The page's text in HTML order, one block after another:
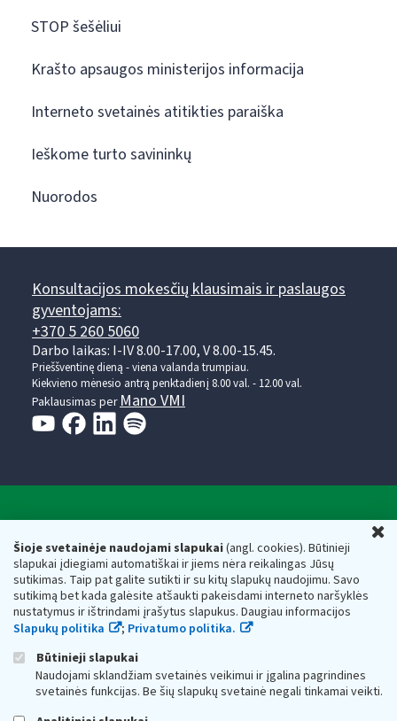
Šioje svetainėje naudojami slapukai(angl. cookies). Būtinieji
slapukai įdiegiami automatiškai ir jiems nėra reikalingas Jūsų
sutikimas. Taip pat galite sutikti ir su kitų slapukų naudojimu. Savo
sutikimą bet kada galėsite atšaukti pakeisdami interneto naršyklės
nustatymus ir ištrindami įrašytus slapukus. Daugiau informacijos
Slapukų politika
; Privatumo politika.
Būtinieji slapukai
Naudojami sklandžiam svetainės veikimui ir įgalina pagrindines
svetainės funkcijas. Be šių slapukų svetainė negali tinkamai veikti.
STOP šešėliui
Krašto apsaugos ministerijos informacija
Interneto svetainės atitikties paraiška
Ieškome turto savininkų
Nuorodos
Konsultacijos mokesčių klausimais ir paslaugos
gyventojams:
+370 5 260 5060
Darbo laikas: I-IV 8.00-17.00, V 8.00-15.45.
Prieššventinę dieną - viena valanda trumpiau.
Kiekvieno mėnesio antrą penktadienį 8.00 val. - 12.00 val.
Paklausimas per Mano VMI
Respublikos finansų ministerijos
Biudžetinė įstaiga. Juridinio asmens kodas — 188659752,
adresas: Vasario 16-osios g. 14, 01107 Vilnius, Lietuva, el.paštas:
vmi@vmi.lt, E. pristatymo dėžutės adresas 188659752
Duomenys apie Valstybinę mokesčių inspekciją prie Lietuvos
Respublikos finansų ministerijos kaupiami ir saugomi Juridinių